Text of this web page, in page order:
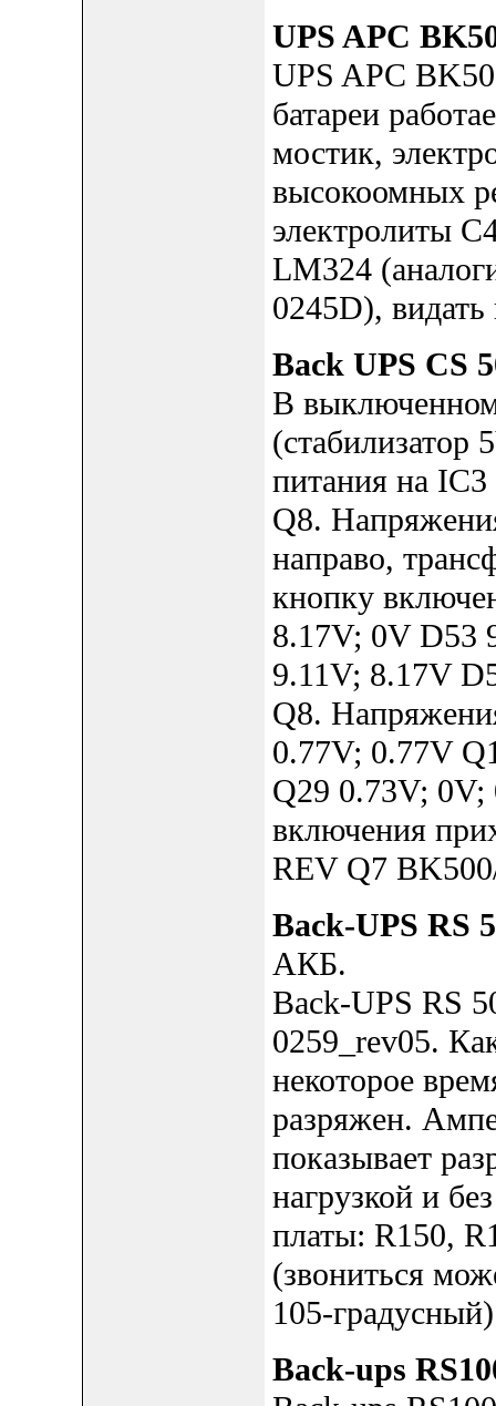
UPS APC
UPS APC
батареи
мостик,
высокоомных
электролиты
LM324
0245D),
Back UPS CS
В
(стабилизатор
питания на IC3
Q8.
направо,
кнопку
8.17V; 0V D53
9.11V; 8.17V
Q8.
0.77V; 0.77V
Q29 0.73V;
включения
REV Q7
Back-UPS RS
АКБ.
Back-UPS RS
0259_rev05.
некоторое
разряжен.
показывает
нагрузкой и
платы: R150,
(звониться
105-
Back-ups